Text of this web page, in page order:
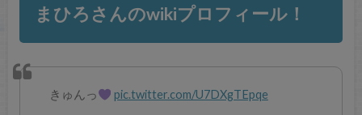
まひろさんのwikiプロフィール！
きゅんっ pic.twitter.com/U7DXgTEpqe